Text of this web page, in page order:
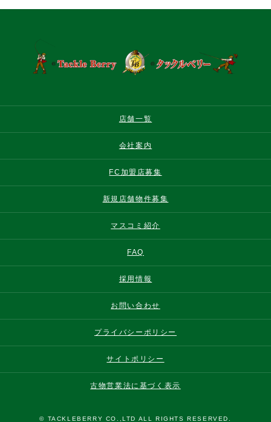
店舗一覧
会社案内
FC加盟店募集
新規店舗物件募集
マスコミ紹介
FAQ
採用情報
お問い合わせ
プライバシーポリシー
サイトポリシー
古物営業法に基づく表示
© TACKLEBERRY CO.,LTD ALL RIGHTS RESERVED.